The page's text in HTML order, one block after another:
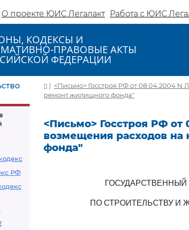
О проекте ЮИС Легалакт Работа с ЮИС
КОДЕКСЫ И
ПРАВОВЫЕ АКТЫ
ФЕДЕРАЦИИ
РФ
| <Письмо> Госстроя РФ от 08.04.2004 N
ремонт жилищного фонда"
<Письмо> Госстроя РФ от
возмещения расходов
фонда"
ПО СТРОИТЕЛЬСТВУ И